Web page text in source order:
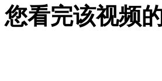
"快乐校车"助奥运冠军家乡农村
您看完该视频